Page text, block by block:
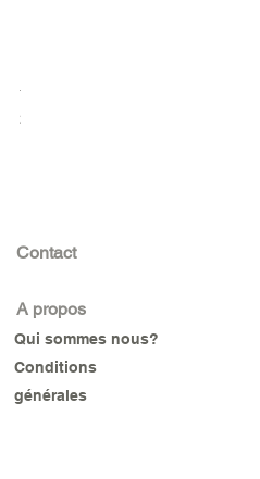
DISJONCTEUR SUR RAIL
Prix
23 000 F CFA
Contact
A propos
Qui sommes nous?
Conditions
générales